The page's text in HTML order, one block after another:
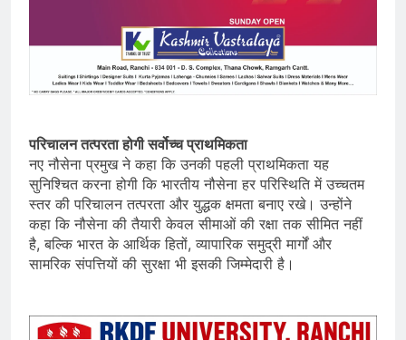
परिचालन तत्परता होगी सर्वोच्च प्राथमिकता
नए नौसेना प्रमुख ने कहा कि उनकी पहली प्राथमिकता यह
सुनिश्चित करना होगी कि भारतीय नौसेना हर परिस्थिति में उच्चतम
स्तर की परिचालन तत्परता और युद्धक क्षमता बनाए रखे। उन्होंने
कहा कि नौसेना की तैयारी केवल सीमाओं की रक्षा तक सीमित नहीं
है, बल्कि भारत के आर्थिक हितों, व्यापारिक समुद्री मार्गों और
सामरिक संपत्तियों की सुरक्षा भी इसकी जिम्मेदारी है।